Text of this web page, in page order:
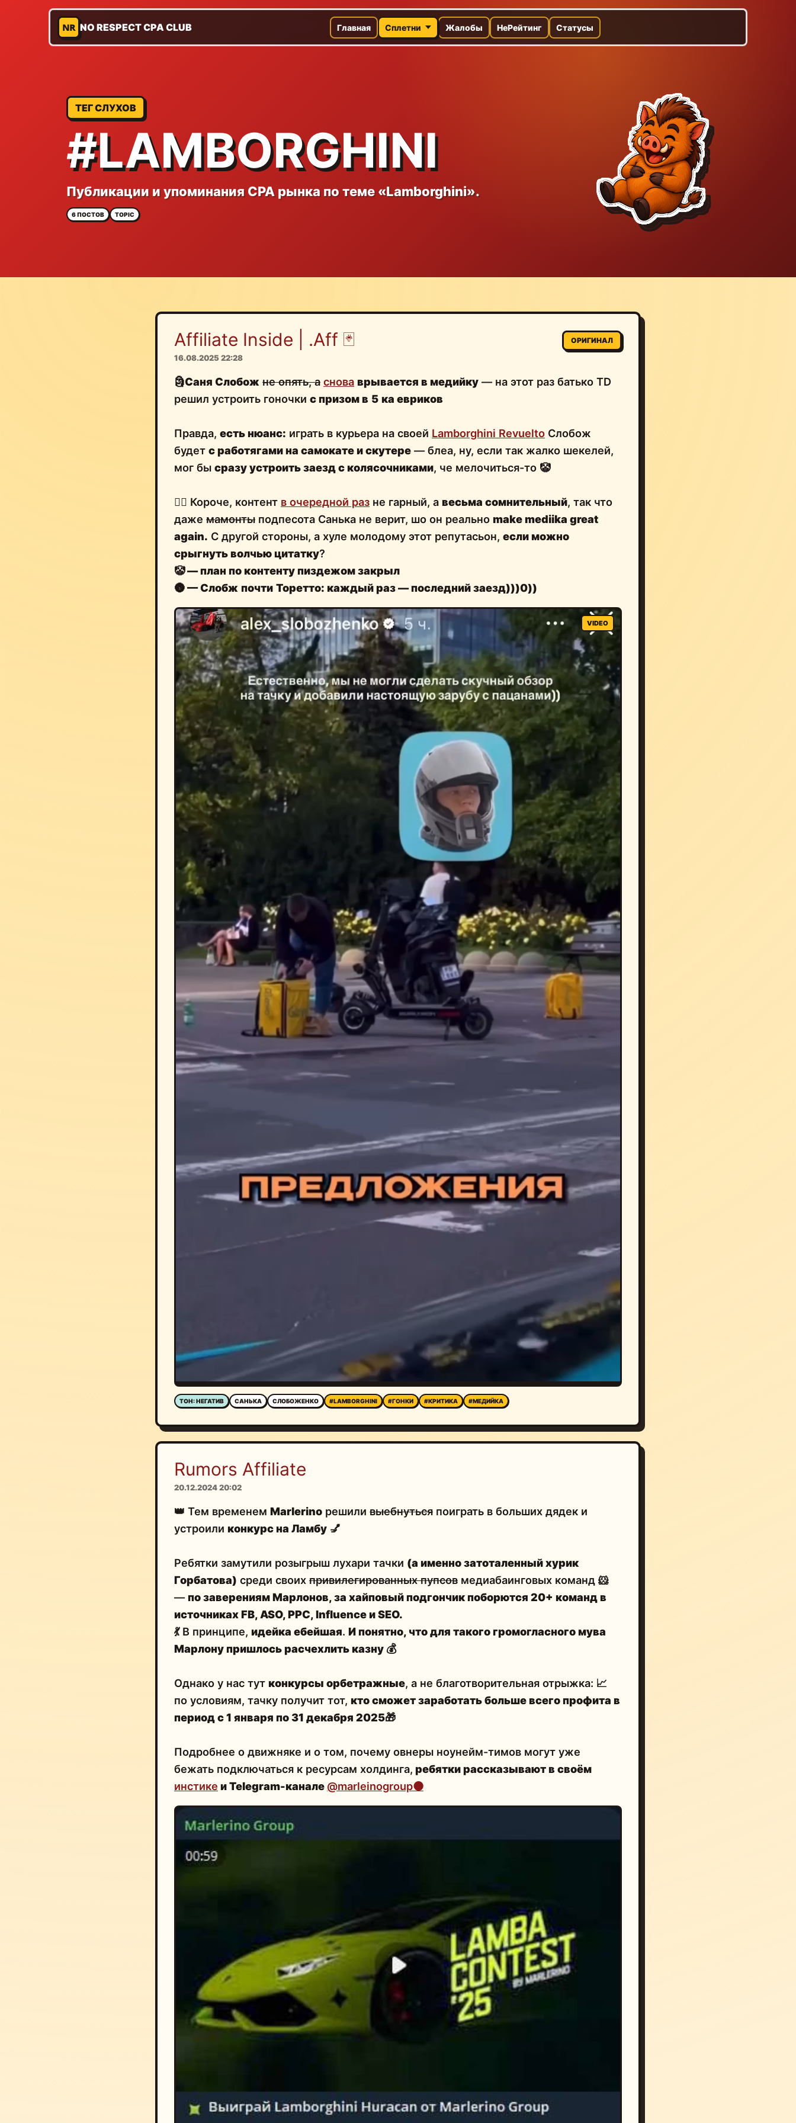
NR NO RESPECT CPA CLUB Главная Сплетни Жалобы НеРейтинг Статусы
ТЕГ СЛУХОВ
#LAMBORGHINI
Публикации и упоминания CPA рынка по теме «Lamborghini».
6 ПОСТОВ TOPIC
Affiliate Inside | .Aff 🃏
16.08.2025 22:28
ОРИГИНАЛ
🗿Саня Слобож не опять, а снова врывается в медийку — на этот раз батько TD
решил устроить гоночки с призом в 5 ка евриков
Правда, есть нюанс: играть в курьера на своей Lamborghini Revuelto Слобож
будет с работягами на самокате и скутере — блеа, ну, если так жалко шекелей,
мог бы сразу устроить заезд с колясочниками, че мелочиться-то 🤡
🤷‍♂️ Короче, контент в очередной раз не гарный, а весьма сомнительный, так что
даже мамонты подпесота Санька не верит, шо он реально make mediika great
again. С другой стороны, а хуле молодому этот репутасьон, если можно
срыгнуть волчью цитатку?
🤡— план по контенту пиздежом закрыл
🌚— Слобж почти Торетто: каждый раз — последний заезд)))0))
ТОН: НЕГАТИВ САНЬКА СЛОБОЖЕНКО #LAMBORGHINI #ГОНКИ #КРИТИКА #МЕДИЙКА
Rumors Affiliate
20.12.2024 20:02
👑 Тем временем Marlerino решили выебнуться поиграть в больших дядек и
устроили конкурс на Ламбу 💅
Ребятки замутили розыгрыш лухари тачки (а именно затоталенный хурик
Горбатова) среди своих привилегированных пупсов медиабаинговых команд 🐹
—по заверениям Марлонов, за хайповый подгончик поборются 20+ команд в
источниках FB, ASO, PPC, Influence и SEO.
💃В принципе, идейка ебейшая. И понятно, что для такого громогласного мува
Марлону пришлось расчехлить казну 💰
Однако у нас тут конкурсы орбетражные, а не благотворительная отрыжка: 📈
по условиям, тачку получит тот, кто сможет заработать больше всего профита в
период с 1 января по 31 декабря 2025🎁
Подробнее о движняке и о том, почему овнеры ноунейм-тимов могут уже
бежать подключаться к ресурсам холдинга, ребятки рассказывают в своём
инстике и Telegram-канале @marleinogroup⚫️